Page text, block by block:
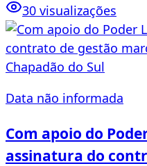
30 visualizações
Data não informada
Com apoio do
assinatura do